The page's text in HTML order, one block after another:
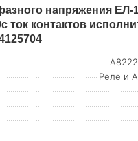
напряжения ЕЛ-
ток контактов
Реле и